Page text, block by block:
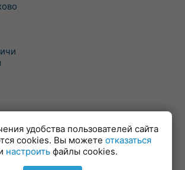
удобства пользователей сайта
cookies. Вы можете отказаться
настроить файлы cookies.